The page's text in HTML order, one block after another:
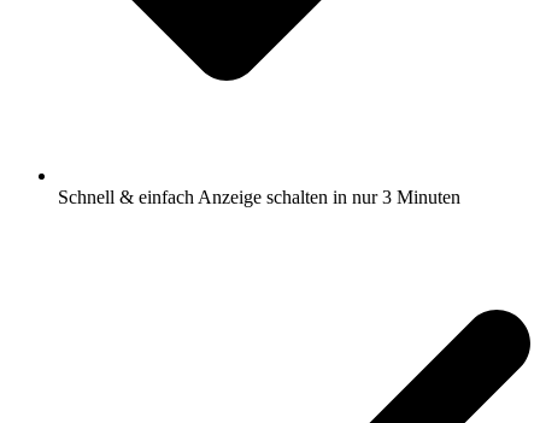
Schnell & einfach Anzeige schalten in nur 3 Minuten